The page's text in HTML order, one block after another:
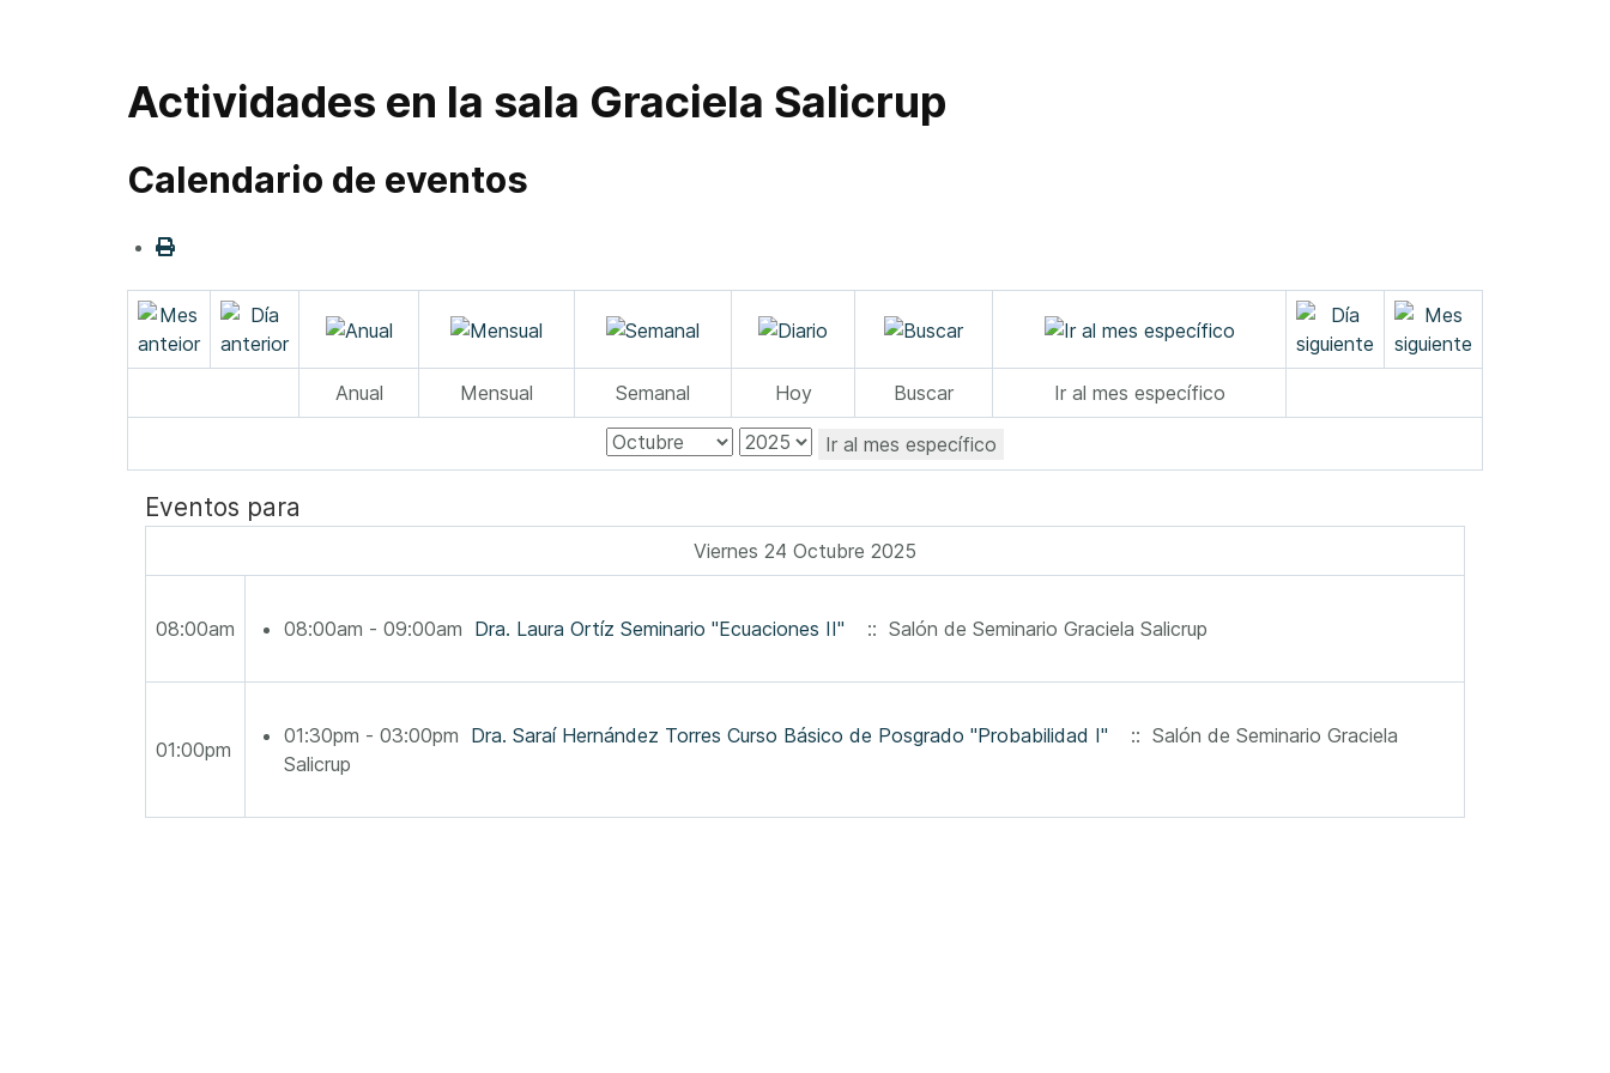
Actividades en la sala Graciela Salicrup
Calendario de eventos
Anual Mensual Semanal Hoy Buscar Ir al mes específico
Ir al mes específico
Eventos para
Viernes 24 Octubre 2025
08:00am 08:00am - 09:00am Dra. Laura Ortíz Seminario "Ecuaciones II" :: Salón de Seminario Graciela Salicrup
01:00pm
01:30pm - 03:00pm Dra. Saraí Hernández Torres Curso Básico de Posgrado "Probabilidad I"
:: Salón de Seminario Graciela
Salicrup